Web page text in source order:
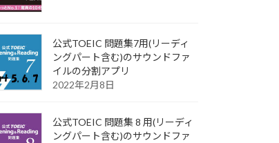
公式TOEIC 問題集7用(リーディ
ングパート含む)のサウンドファ
イルの分割アプリ
2022年2月8日
公式TOEIC 問題集 8 用(リーディ
ングパート含む)のサウンドファ